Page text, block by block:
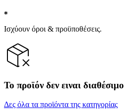
Ισχύουν όροι & προϋποθέσεις.
Το προϊόν δεν ειναι διαθέσιμο
Δες όλα τα προϊόντα της κατηγορίας